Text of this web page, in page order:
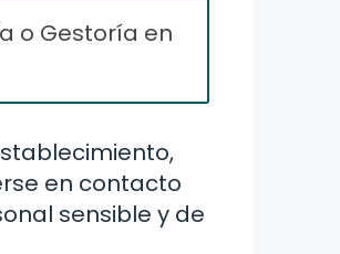
o Gestoría en
en contacto
sensible y de